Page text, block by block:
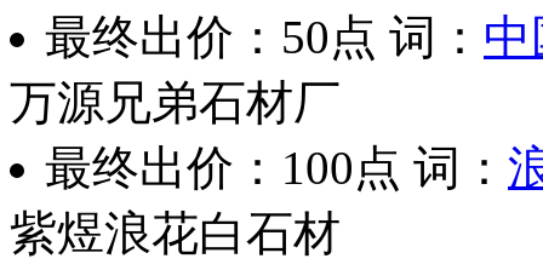
最终出价： 50点 词： 中
万源兄弟石材厂
最终出价： 100点 词：
紫煜浪花白石材